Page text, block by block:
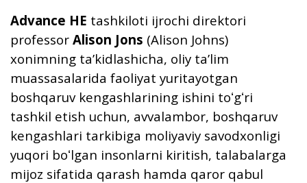
Advance HE tashkiloti ijrochi direktori
professor Alison Jons (Alison Johns)
xonimning taʼkidlashicha, oliy taʼlim
muassasalarida faoliyat yuritayotgan
boshqaruv kengashlarining ishini toʻgʻri
tashkil etish uchun, avvalambor, boshqaruv
kengashlari tarkibiga moliyaviy savodxonligi
yuqori boʻlgan insonlarni kiritish, talabalarga
mijoz sifatida qarash hamda qaror qabul